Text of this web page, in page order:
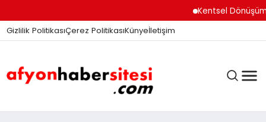
Kentsel Dönüşüm
Gizlilik PolitikasıÇerez PolitikasıKünyeİletişim